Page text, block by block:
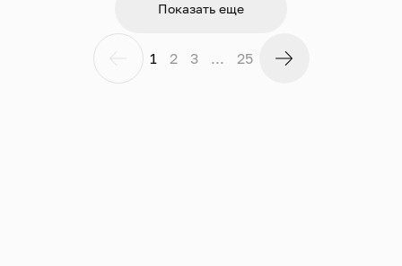
Показать еще
1 2 3 ... 25